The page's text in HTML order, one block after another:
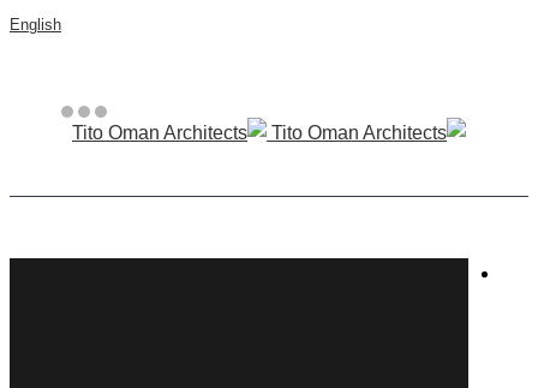
English